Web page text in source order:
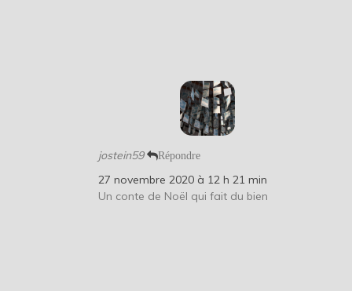
jostein59 Répondre
27 novembre 2020 à 12 h 21 min
Un conte de Noël qui fait du bien